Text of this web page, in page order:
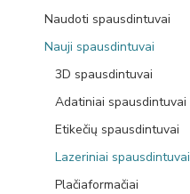
Naudoti spausdintuvai
Nauji spausdintuvai
3D spausdintuvai
Adatiniai spausdintuvai
Etikečių spausdintuvai
Lazeriniai spausdintuvai
Plačiaformačiai